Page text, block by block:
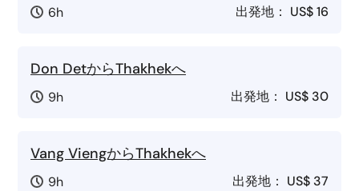
6h 出発地： US$ 16
Don DetからThakhekへ
9h 出発地： US$ 30
Vang ViengからThakhekへ
9h 出発地： US$ 37